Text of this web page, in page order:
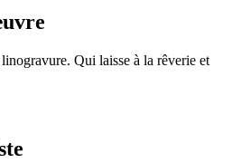
Qui laisse à la rêverie et